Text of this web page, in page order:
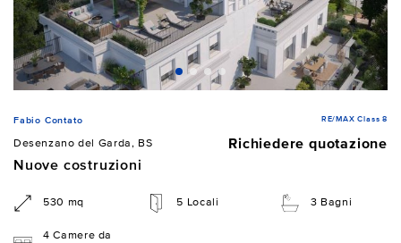
Fabio Contato RE/MAX Class 8
Desenzano del Garda, BS
Richiedere quotazione
Nuove costruzioni
530 mq 5 Locali 3 Bagni
4 Camere da